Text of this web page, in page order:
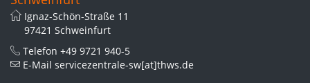
Ignaz-Schön-Straße 11
97421 Schweinfurt
Telefon +49 9721 940-5
E-Mail servicezentrale-sw[at]thws.de